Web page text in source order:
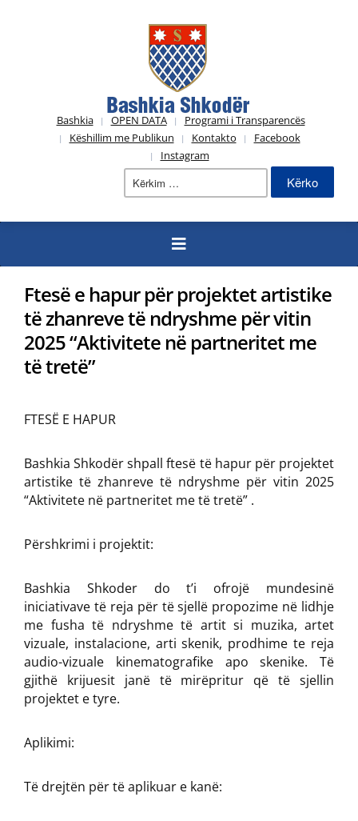
Bashkia OPEN DATA
Programi i Transparencës
Këshillim me Publikun
Kontakto
Facebook
Instagram
Kërko
Ftesë e hapur për projektet artistike
të zhanreve të ndryshme për vitin
2025 “Aktivitete në partneritet me
të tretë”
FTESË E HAPUR
Bashkia Shkodër shpall ftesë të hapur për projektet
artistike të zhanreve të ndryshme për vitin 2025
“Aktivitete në partneritet me të tretë” .
Përshkrimi i projektit:
Bashkia Shkoder do t’i ofrojë mundesinë
iniciativave të reja për të sjellë propozime në lidhje
me fusha të ndryshme të artit si muzika, artet
vizuale, instalacione, arti skenik, prodhime te reja
audio-vizuale kinematografike apo skenike. Të
gjithë krijuesit janë të mirëpritur që të sjellin
projektet e tyre.
Aplikimi:
Të drejtën për të aplikuar e kanë: